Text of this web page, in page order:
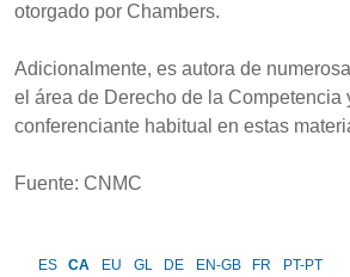
otorgado por Chambers.
Adicionalmente, es autora de
el área de Derecho de la Competencia
conferenciante habitual en estas
Fuente: CNMC
ES CA EU GL DE EN-GB FR PT-PT